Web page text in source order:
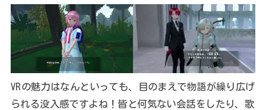
VRの魅力はなんといっても、目のまえで物語が繰り広げ
られる没入感ですよね！皆と何気ない会話をしたり、歌